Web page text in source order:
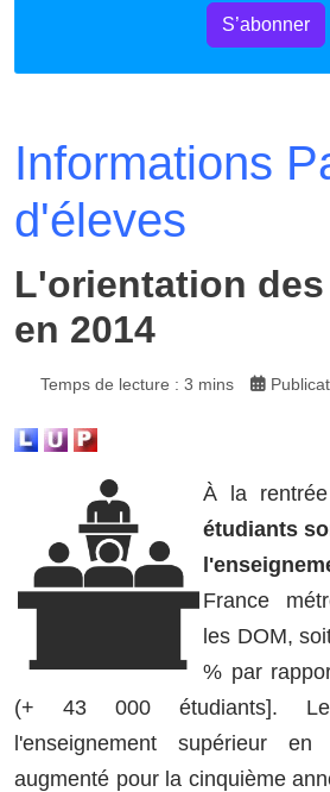
S’abonner
Informations
d'éleves
L'orientation
en 2014
Temps de lecture : 3 mins
À la
étudiants
France
les DOM,
% par
(+ 43 000 étudiants].
l'enseignement supérieur
augmenté pour la cinquième